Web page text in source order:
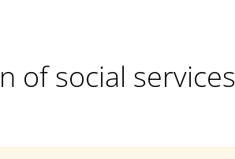
of social services